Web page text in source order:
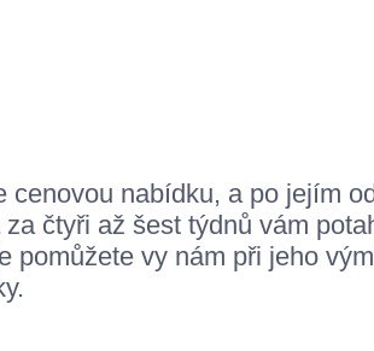
nabídku, a po jejím
čtyři až šest týdnů vám
vy nám při jeho